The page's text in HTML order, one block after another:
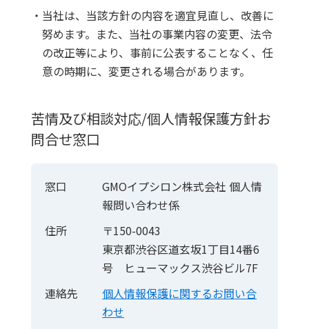
・当社は、当該方針の内容を適宜見直し、改善に
努めます。また、当社の事業内容の変更、法令
の改正等により、事前に公表することなく、任
意の時期に、変更される場合があります。
苦情及び相談対応/個人情報保護方針お
問合せ窓口
窓口
GMOイプシロン株式会社 個人情
報問い合わせ係
住所
〒150-0043
東京都渋谷区道玄坂1丁目14番6
号 ヒューマックス渋谷ビル7F
連絡先
個人情報保護に関するお問い合
わせ